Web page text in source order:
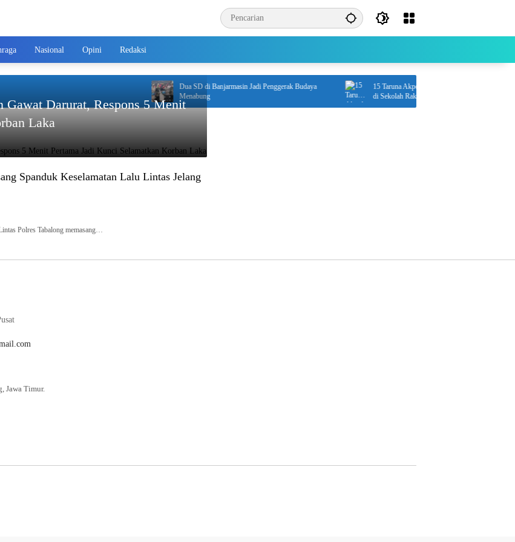
Nasional Opini Redaksi
Dua SD di Banjarmasin Jadi Penggerak Budaya
Menabung
15 Taruna Akpol dan AAL Rampungkan Pengabdian
di Sekolah Rakyat Kalsel
Gawat Darurat, Respons 5 Menit
Laka
Spanduk Keselamatan Lalu Lintas Jelang
Polres Tabalong memasang…
Jawa Timur.